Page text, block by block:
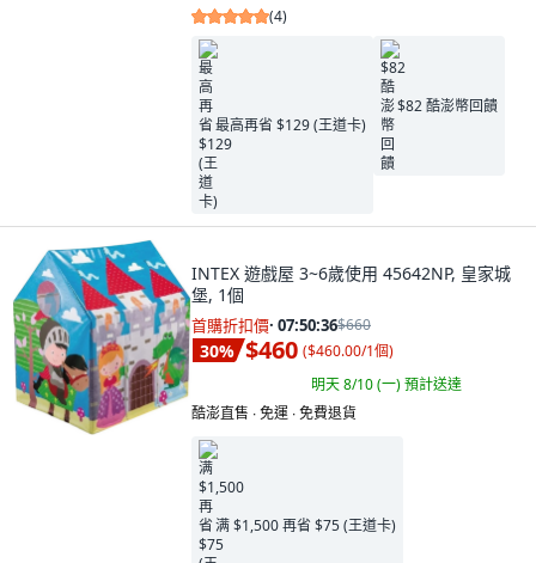
(4)
最高再省 $129 (王道卡)
$82 酷澎幣回饋
INTEX 遊戲屋 3~6歲使用 45642NP, 皇家城
堡, 1個
首購折扣價· 07:50:34$660
30% $460 ($460.00/1個)
明天 8/10 (一)預計送達
酷澎直售 ∙ 免運 ∙ 免費退貨
满 $1,500 再省 $75 (王道卡)